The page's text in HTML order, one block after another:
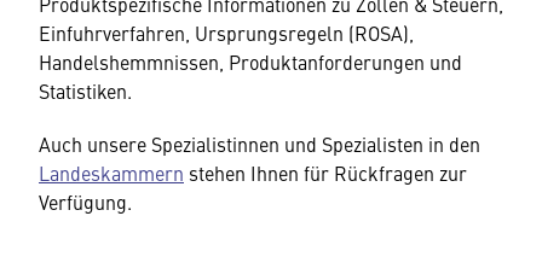
Einfuhrverfahren, Ursprungsregeln (ROSA),
Handelshemmnissen, Produktanforderungen und
Statistiken.
Auch unsere Spezialistinnen und Spezialisten in den
Landeskammern stehen Ihnen für Rückfragen zur
Verfügung.